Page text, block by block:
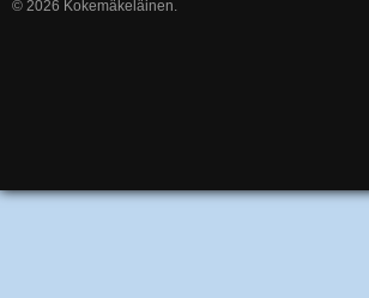
© 2026 Kokemäkeläinen.